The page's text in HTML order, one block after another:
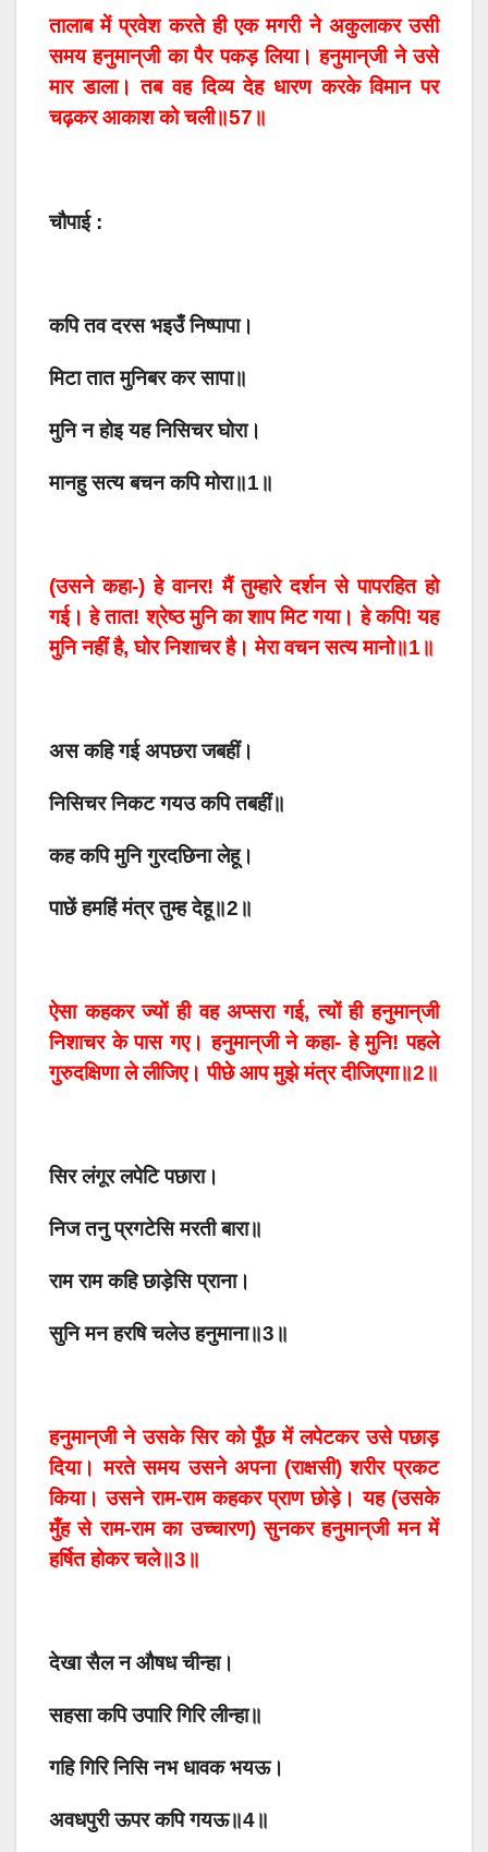
तालाब में प्रवेश करते ही एक मगरी ने अकुलाकर उसी
समय हनुमान्‌जी का पैर पकड़ लिया। हनुमान्‌जी ने उसे
मार डाला। तब वह दिव्य देह धारण करके विमान पर
चढ़कर आकाश को चली॥57॥
चौपाई :
कपि तव दरस भइउँ निष्पापा।
मिटा तात मुनिबर कर सापा॥
मुनि न होइ यह निसिचर घोरा।
मानहु सत्य बचन कपि मोरा॥1॥
(उसने कहा-) हे वानर! मैं तुम्हारे दर्शन से पापरहित हो
गई। हे तात! श्रेष्ठ मुनि का शाप मिट गया। हे कपि! यह
मुनि नहीं है, घोर निशाचर है। मेरा वचन सत्य मानो॥1॥
अस कहि गई अपछरा जबहीं।
निसिचर निकट गयउ कपि तबहीं॥
कह कपि मुनि गुरदछिना लेहू।
पाछें हमहिं मंत्र तुम्ह देहू॥2॥
ऐसा कहकर ज्यों ही वह अप्सरा गई, त्यों ही हनुमान्‌जी
निशाचर के पास गए। हनुमान्‌जी ने कहा- हे मुनि! पहले
गुरुदक्षिणा ले लीजिए। पीछे आप मुझे मंत्र दीजिएगा॥2॥
सिर लंगूर लपेटि पछारा।
निज तनु प्रगटेसि मरती बारा॥
राम राम कहि छाड़ेसि प्राना।
सुनि मन हरषि चलेउ हनुमाना॥3॥
हनुमान्‌जी ने उसके सिर को पूँछ में लपेटकर उसे पछाड़
दिया। मरते समय उसने अपना (राक्षसी) शरीर प्रकट
किया। उसने राम-राम कहकर प्राण छोड़े। यह (उसके
मुँह से राम-राम का उच्चारण) सुनकर हनुमान्‌जी मन में
हर्षित होकर चले॥3॥
देखा सैल न औषध चीन्हा।
सहसा कपि उपारि गिरि लीन्हा॥
गहि गिरि निसि नभ धावक भयऊ।
अवधपुरी ऊपर कपि गयऊ॥4॥